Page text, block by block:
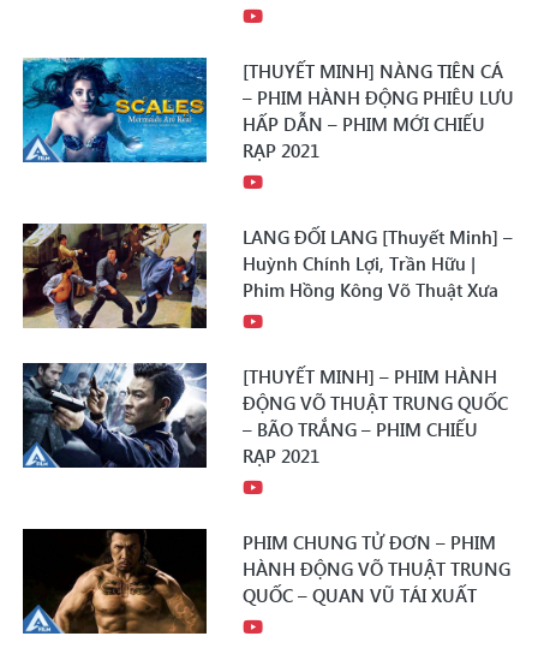
[THUYẾT MINH] NÀNG TIÊN CÁ
– PHIM HÀNH ĐỘNG PHIÊU LƯU
HẤP DẪN – PHIM MỚI CHIẾU
RẠP 2021
LANG ĐỐI LANG [Thuyết Minh] –
Huỳnh Chính Lợi, Trần Hữu |
Phim Hồng Kông Võ Thuật Xưa
[THUYẾT MINH] – PHIM HÀNH
ĐỘNG VÕ THUẬT TRUNG QUỐC
– BÃO TRẮNG – PHIM CHIẾU
RẠP 2021
PHIM CHUNG TỬ ĐƠN – PHIM
HÀNH ĐỘNG VÕ THUẬT TRUNG
QUỐC – QUAN VŨ TÁI XUẤT